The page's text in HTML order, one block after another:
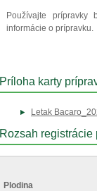
Používajte prípravky
informácie o prípravku.
Príloha karty
Letak
Rozsah
Plodina